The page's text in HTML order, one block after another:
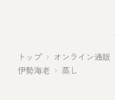
トップ オンライン通販
伊勢海老
蒸し